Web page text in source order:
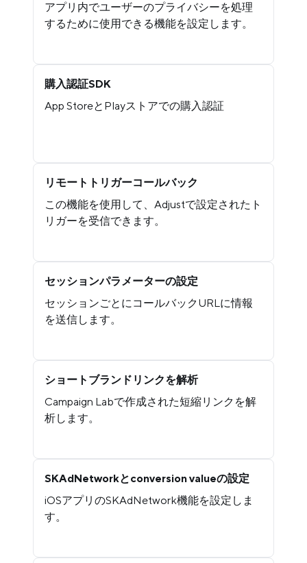
アプリ内でユーザーのプライバシーを処理
するために使用できる機能を設定します。
購入認証SDK
App StoreとPlayストアでの購入認証
リモートトリガーコールバック
この機能を使用して、Adjustで設定されたト
リガーを受信できます。
セッションパラメーターの設定
セッションごとにコールバックURLに情報
を送信します。
ショートブランドリンクを解析
Campaign Labで作成された短縮リンクを解
析します。
SKAdNetworkとconversion valueの設定
iOSアプリのSKAdNetwork機能を設定しま
す。